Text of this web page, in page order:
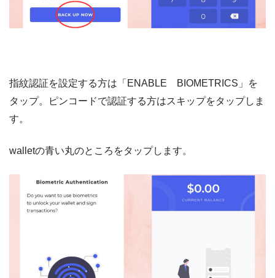
指紋認証を設定する方は「ENABLE BIOMETRICS」を
タップ。ピンコードで認証する方はスキップをタップしま
す。
walletの青い丸のところをタップします。